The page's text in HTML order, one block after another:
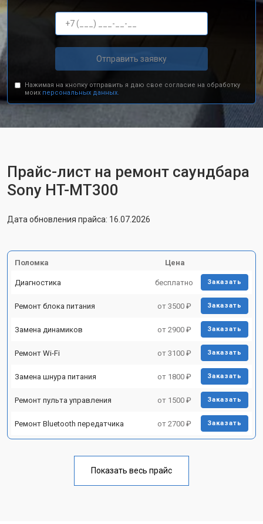
Отправить заявку
Нажимая на кнопку отправить я даю свое согласие на обработку
моих персональных данных.
Прайс-лист на ремонт саундбара
Sony HT-MT300
Дата обновления прайса: 16.07.2026
Поломка Цена
Диагностика бесплатно Заказать
Ремонт блока питания от 3500 ₽ Заказать
Замена динамиков от 2900 ₽ Заказать
Ремонт Wi-Fi от 3100 ₽ Заказать
Замена шнура питания от 1800 ₽ Заказать
Ремонт пульта управления от 1500 ₽ Заказать
Ремонт Bluetooth передатчика от 2700 ₽ Заказать
Показать весь прайс